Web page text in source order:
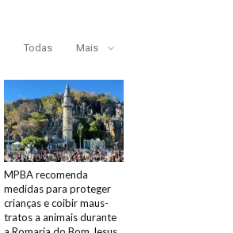
Todas Mais
MPBA recomenda
medidas para proteger
crianças e coibir maus-
tratos a animais durante